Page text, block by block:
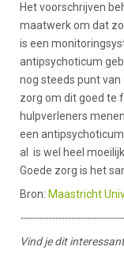
Het voorschrijven
maatwerk om dat
is een
antipsychoticum
nog steeds punt
zorg om dit goed te
hulpverleners
een
al is wel heel
Goede zorg is het
Bron: Maastricht
Vind je dit